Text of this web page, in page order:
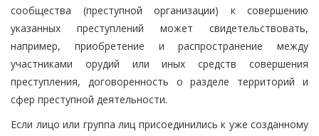
сообщества (преступной организации) к совершению
указанных преступлений может свидетельствовать,
например, приобретение и распространение между
участниками орудий или иных средств совершения
преступления, договоренность о разделе территорий и
сфер преступной деятельности.
Если лицо или группа лиц присоединились к уже созданному